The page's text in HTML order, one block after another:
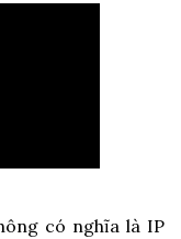
có nghĩa là IP